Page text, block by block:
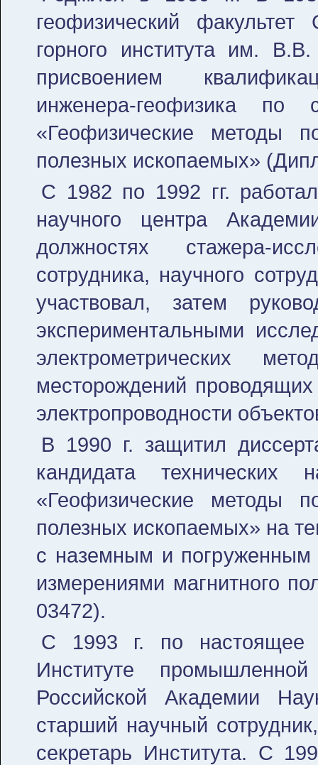
геофизический факультет
горного института им.
присвоением
инженера-геофизика по
«Геофизические методы
полезных ископаемых»
С 1982 по 1992 гг.
научного центра
должностях стажера-
сотрудника, научного
участвовал, затем
экспериментальными
электрометрических
месторождений
электропроводности
В 1990 г. защитил
кандидата технических
«Геофизические методы
полезных ископаемых» на
с наземным и погруженным
измерениями магнитного
03472).
С 1993 г. по настоящее
Институте
Российской Академии
старший научный
секретарь Института. С